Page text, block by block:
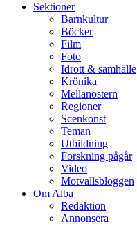
Sektioner
Barnkultur
Böcker
Film
Foto
Idrott & samhälle
Krönika
Mellanöstern
Regioner
Scenkonst
Teman
Utbildning
Forskning pågår
Video
Motvallsbloggen
Om Alba
Redaktion
Annonsera